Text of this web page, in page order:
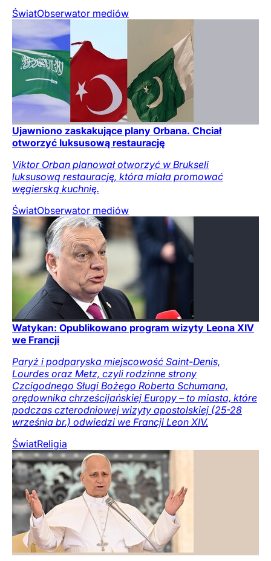
ŚwiatObserwator mediów
Ujawniono zaskakujące plany Orbana. Chciał
otworzyć luksusową restaurację
Viktor Orban planował otworzyć w Brukseli
luksusową restaurację, która miała promować
węgierską kuchnię.
ŚwiatObserwator mediów
Watykan: Opublikowano program wizyty Leona XIV
we Francji
Paryż i podparyska miejscowość Saint-Denis,
Lourdes oraz Metz, czyli rodzinne strony
Czcigodnego Sługi Bożego Roberta Schumana,
orędownika chrześcijańskiej Europy – to miasta, które
podczas czterodniowej wizyty apostolskiej (25-28
września br.) odwiedzi we Francji Leon XIV.
ŚwiatReligia